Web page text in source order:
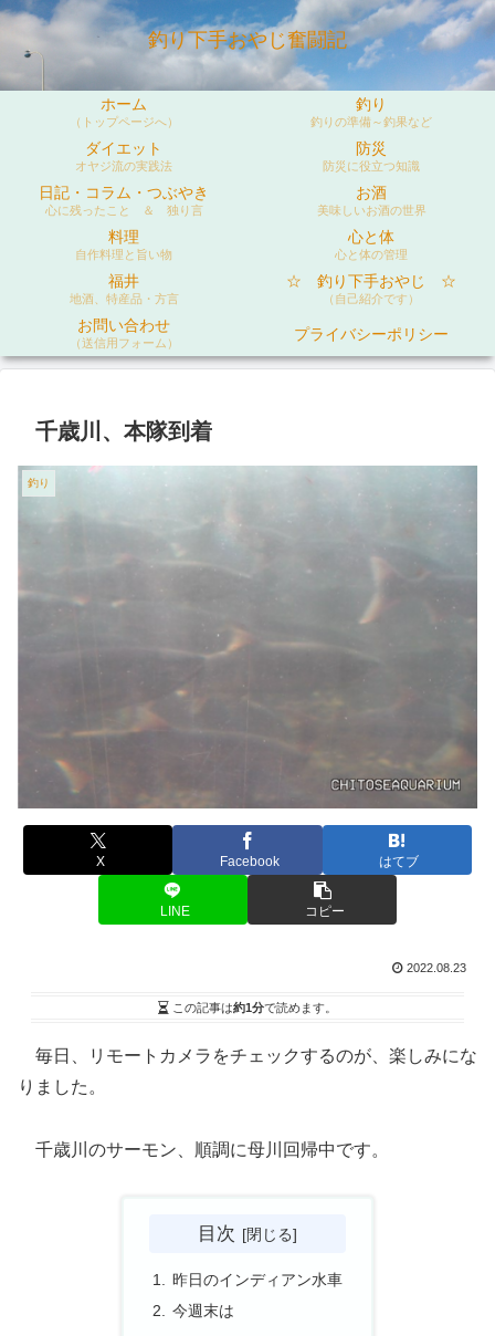
釣り下手おやじ奮闘記
ホーム
（トップページへ）
釣り
釣りの準備～釣果など
ダイエット
オヤジ流の実践法
防災
防災に役立つ知識
日記・コラム・つぶやき
心に残ったこと ＆ 独り言
お酒
美味しいお酒の世界
料理
自作料理と旨い物
心と体
心と体の管理
福井
地酒、特産品・方言
☆ 釣り下手おやじ ☆
（自己紹介です）
お問い合わせ
（送信用フォーム） プライバシーポリシー
千歳川、本隊到着
釣り
X Facebook はてブ
LINE コピー
2022.08.23
この記事は約1分で読めます。
毎日、リモートカメラをチェックするのが、楽しみにな
りました。
千歳川のサーモン、順調に母川回帰中です。
目次
昨日のインディアン水車
今週末は